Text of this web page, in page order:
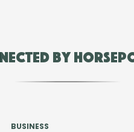
by
BUSINESS